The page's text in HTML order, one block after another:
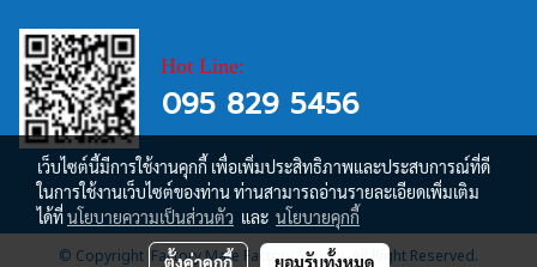
Hot Line:
095 829 5456
© Copyright Factory Mate Factory Supply, All Right Reserved.
เว็บไซต์นี้มีการใช้งานคุกกี้ เพื่อเพิ่มประสิทธิภาพและประสบการณ์ที่ดี
ในการใช้งานเว็บไซต์ของท่าน ท่านสามารถอ่านรายละเอียดเพิ่มเติม
ได้ที่นโยบายความเป็นส่วนตัว และ นโยบายคุกกี้
ตั้งค่าคุกกี้ ยอมรับทั้งหมด